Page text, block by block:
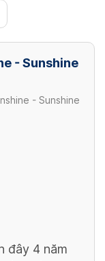
- Sunshine
- Sunshine
đây 4 năm